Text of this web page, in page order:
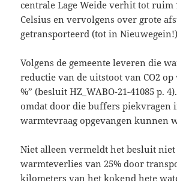
centrale Lage Weide verhit tot ruim
Celsius en vervolgens over grote
getransporteerd (tot in
Volgens de gemeente leveren die
reductie van de uitstoot van CO2
%” (besluit HZ_WABO-21-41085 p.
omdat door die buffers piekvragen
warmtevraag opgevangen kunnen
Niet alleen vermeldt het besluit
warmteverlies van 25% door
kilometers van het kokend hete